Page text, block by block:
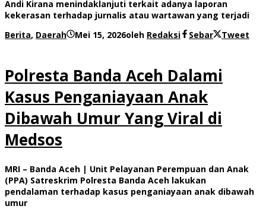
Andi Kirana menindaklanjuti terkait adanya laporan
kekerasan terhadap jurnalis atau wartawan yang terjadi
Berita, Daerah Mei 15, 2026oleh Redaksi Sebar Tweet
Polresta Banda Aceh Dalami
Kasus Penganiayaan Anak
Dibawah Umur Yang Viral di
Medsos
MRI – Banda Aceh | Unit Pelayanan Perempuan dan Anak
(PPA) Satreskrim Polresta Banda Aceh lakukan
pendalaman terhadap kasus penganiayaan anak dibawah
umur